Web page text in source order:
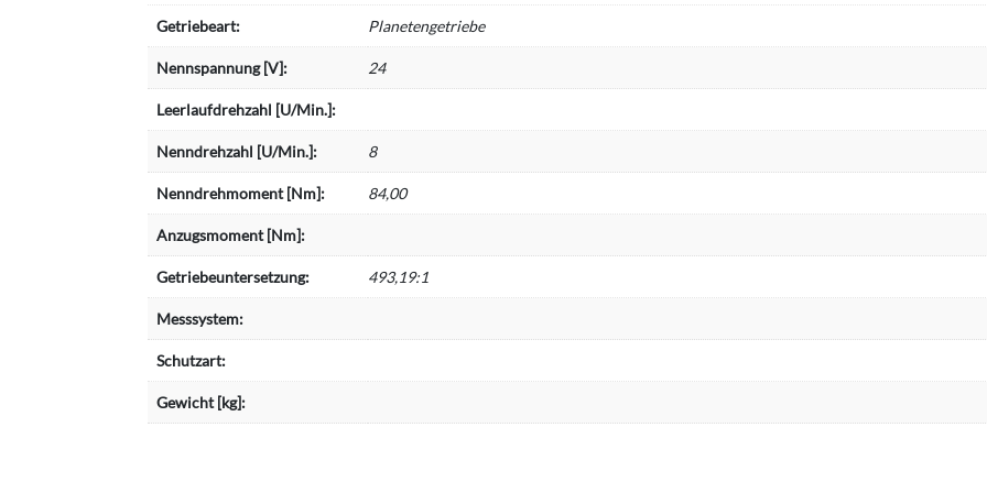
Getriebeart: Planetengetriebe
Nennspannung [V]: 24
Leerlaufdrehzahl [U/Min.]:
Nenndrehzahl [U/Min.]: 8
Nenndrehmoment [Nm]: 84,00
Anzugsmoment [Nm]:
Getriebeuntersetzung: 493,19:1
Messsystem:
Schutzart:
Gewicht [kg]: